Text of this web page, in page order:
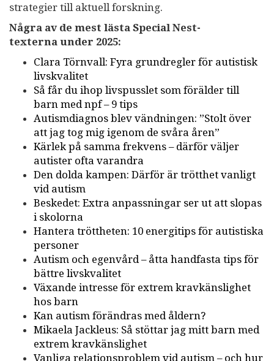
strategier till aktuell forskning.
Några av de mest lästa Special Nest-
texterna under 2025:
Clara Törnvall: Fyra grundregler för autistisk
livskvalitet
Så får du ihop livspusslet som förälder till
barn med npf – 9 tips
Autismdiagnos blev vändningen: ”Stolt över
att jag tog mig igenom de svåra åren”
Kärlek på samma frekvens – därför väljer
autister ofta varandra
Den dolda kampen: Därför är trötthet vanligt
vid autism
Beskedet: Extra anpassningar ser ut att slopas
i skolorna
Hantera tröttheten: 10 energitips för autistiska
personer
Autism och egenvård – åtta handfasta tips för
bättre livskvalitet
Växande intresse för extrem kravkänslighet
hos barn
Kan autism förändras med åldern?
Mikaela Jackleus: Så stöttar jag mitt barn med
extrem kravkänslighet
Vanliga relationsproblem vid autism – och hur